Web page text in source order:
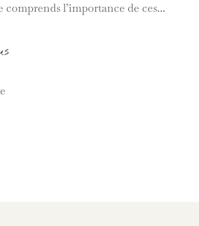
comprends l’importance de ces...